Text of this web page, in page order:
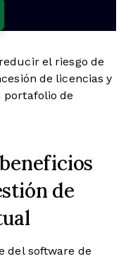
el riesgo de
de licencias y
portafolio de
de
del software de